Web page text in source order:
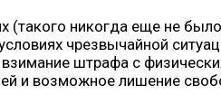
(такого никогда еще не
чрезвычайной
штрафа с
и возможное лишение